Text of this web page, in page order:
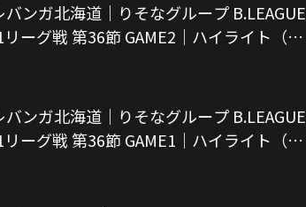
バンガ北海道｜りそなグループ B.LEAGUE
ーグ戦 第36節 GAME2｜ハイライト（映
バルク東京）
バンガ北海道｜りそなグループ B.LEAGUE
ーグ戦 第36節 GAME1｜ハイライト（映
バルク東京）